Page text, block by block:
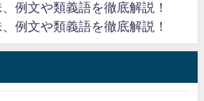
例文や類義語を徹底解説！
例文や類義語を徹底解説！